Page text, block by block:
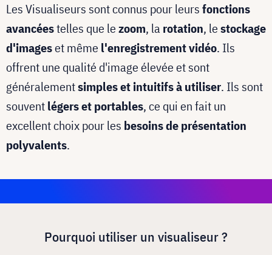
Les Visualiseurs sont connus pour leursfonctions
avancéestelles que lezoom, larotation, lestockage
d'imageset même l'enregistrement vidéo. Ils
offrent une qualité d'image élevée et sont
généralementsimples et intuitifs à utiliser. Ils sont
souventlégers et portables, ce qui en fait un
excellent choix pour les besoins de présentation
polyvalents.
Pourquoi utiliser un visualiseur ?